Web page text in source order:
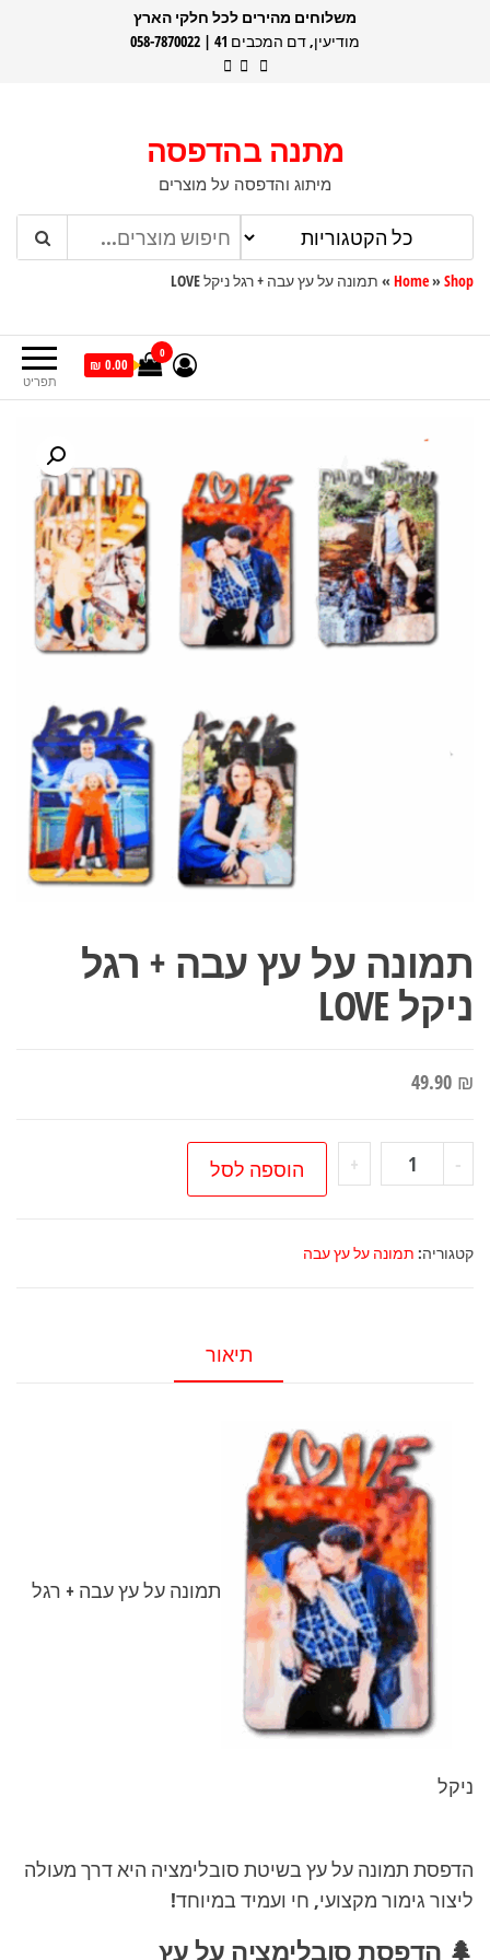
משלוחים מהירים לכל חלקי הארץ
מודיעין, דם המכבים 41 | 058-7870022
מתנה בהדפסה
מיתוג והדפסה על מוצרים
Home» Shop
» תמונה על עץ עבה + רגל ניקל LOVE
תפריט
0
0.00 ₪
תמונה על עץ עבה + רגל
ניקל LOVE
49.90 ₪
-
כמות
של
על
LOVE
+ הוספה לסל
קטגוריה: תמונה על עץ עבה
תיאור
תמונה על עץ עבה + רגל
ניקל
הדפסת תמונה על עץ בשיטת סובלימציה היא דרך מעולה
ליצור גימור מקצועי, חי ועמיד במיוחד!
🌲 הדפסת סובלימציה על עץ